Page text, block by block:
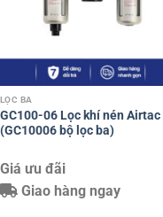
LỌC BA
GC100-06 Lọc khí nén Airtac
(GC10006 bộ lọc ba)
Giá ưu đãi
Giao hàng ngay